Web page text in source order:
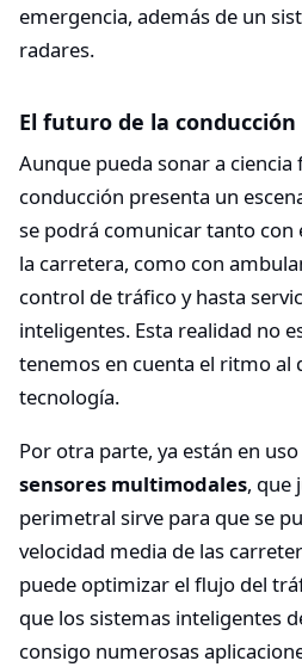
emergencia, además de un
radares.
El futuro de la
Aunque pueda sonar a
conducción presenta un
se podrá comunicar tanto con
la carretera, como con
control de tráfico y hasta
inteligentes. Esta realidad no
tenemos en cuenta el ritmo al
tecnología.
Por otra parte, ya están en
sensores multimodales, que
perimetral sirve para que se
velocidad media de las
puede optimizar el flujo del
que los sistemas inteligentes
consigo numerosas